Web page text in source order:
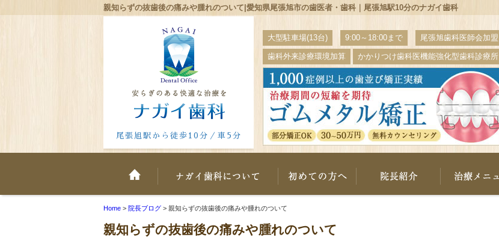
親知らずの抜歯後の痛みや腫れのついて|愛知県尾張旭市の歯医者・歯科｜尾張旭駅10分のナガイ歯科
尾張旭駅から徒歩10分／車5分
大型駐車場(13台) 9:00～18:00まで 尾張旭歯科医師会加盟
歯科外来診療環境加算 かかりつけ歯科医機能強化型歯科診療所
ホーム ナガイ歯科について 初めての方へ 院長紹介
Home > 院長ブログ > 親知らずの抜歯後の痛みや腫れのついて
親知らずの抜歯後の痛みや腫れのついて